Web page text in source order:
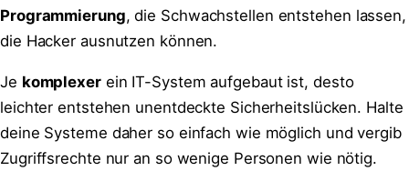
Programmierung, die Schwachstellen entstehen lassen,
die Hacker ausnutzen können.
Je komplexerein IT-System aufgebaut ist, desto
leichter entstehen unentdeckte Sicherheitslücken. Halte
deine Systeme daher so einfach wie möglich und vergib
Zugriffsrechte nur an so wenige Personen wie nötig.